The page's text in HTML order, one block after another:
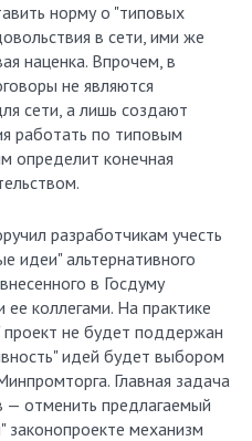
норму о "типовых
в сети, ими же
наценка. Впрочем, в
не являются
сети, а лишь создают
работать по типовым
определит конечная
разработчикам учесть
идеи" альтернативного
в Госдуму
коллегами. На практике
проект не будет поддержан
идей будет выбором
Главная задача
— отменить предлагаемый
механизм